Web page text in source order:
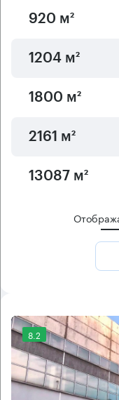
920 м²
1204 м²
1800 м²
2161 м²
13087 м²
8.2